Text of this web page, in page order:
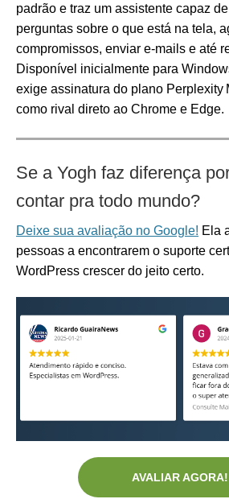
padrão e traz um assistente capaz
perguntas sobre o que está na tela,
compromissos, enviar e-mails e até
Disponível inicialmente para
exige assinatura do plano Perplexity
como rival direto ao Chrome e Edge.
Se a Yogh faz diferença
contar pra todo mundo?
Deixe sua avaliação no Google! Ela
pessoas a encontrarem o suporte
WordPress crescer do jeito certo.
AVALIAR AGORA!